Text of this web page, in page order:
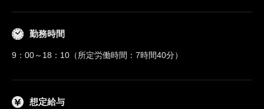
勤務時間
9：00～18：10（所定労働時間：7時間40分）
想定給与